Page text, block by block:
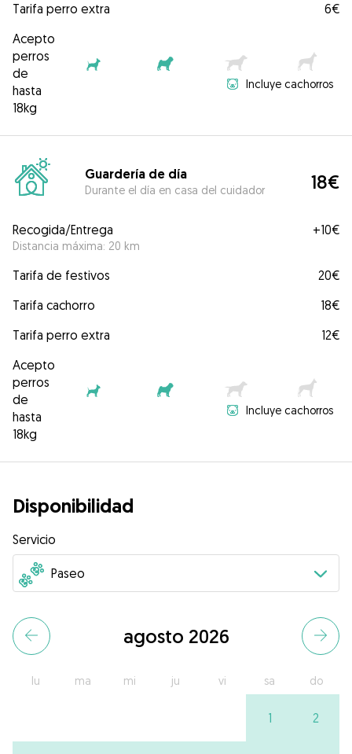
Tarifa perro extra
6€
Acepto
perros
de
hasta
18kg
Incluye cachorros
Guardería de día
Durante el día en casa del cuidador 18€
Recogida/Entrega
Distancia máxima: 20 km
+10€
Tarifa de festivos
20€
Tarifa cachorro
18€
Tarifa perro extra
12€
Acepto
perros
de
hasta
18kg
Incluye cachorros
Disponibilidad
Servicio
agosto 2026
lu ma mi ju vi sa do
1 2